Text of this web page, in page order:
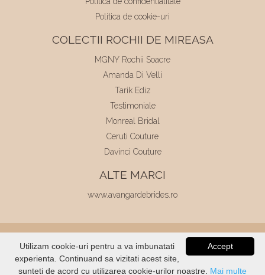
Politica de cookie-uri
COLECTII ROCHII DE MIREASA
MGNY Rochii Soacre
Amanda Di Velli
Tarik Ediz
Testimoniale
Monreal Bridal
Ceruti Couture
Davinci Couture
ALTE MARCI
www.avangardebrides.ro
© 2026Elite Mariaj | Toate drepturile
rezervate
Dezvoltat de Voitin.com
STOC
Accept
Utilizam cookie-uri pentru a va imbunatati
experienta. Continuand sa vizitati acest site,
sunteti de acord cu utilizarea cookie-urilor noastre. Mai multe